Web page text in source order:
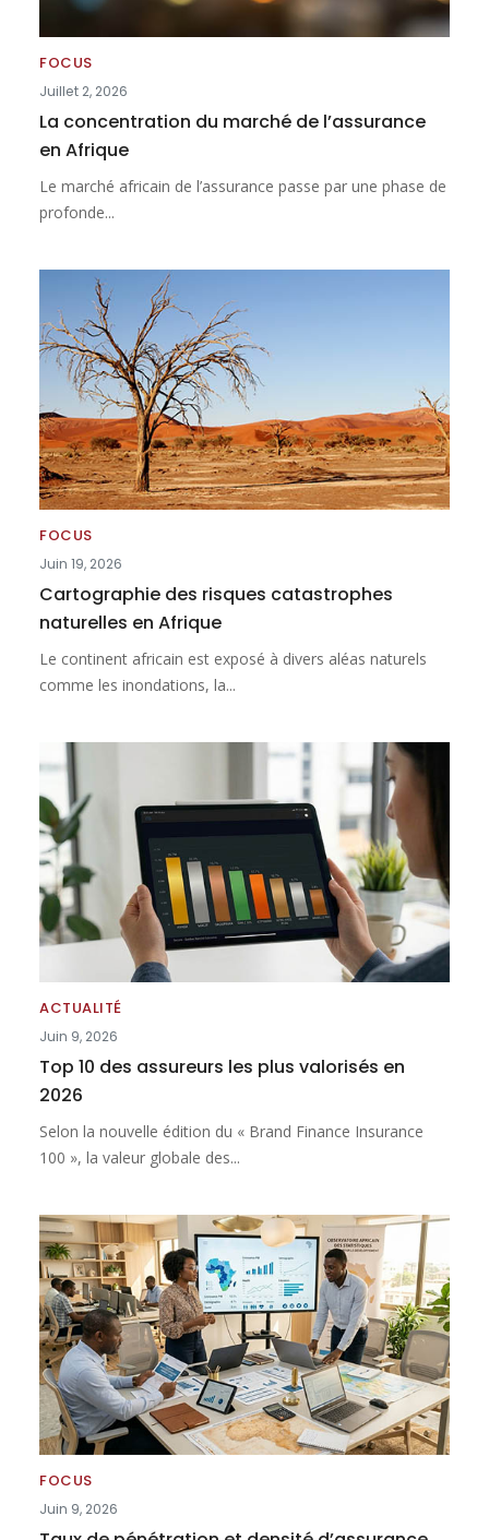
FOCUS
Juillet 2, 2026
La concentration du marché de l’assurance
en Afrique
Le marché africain de l’assurance passe par une phase de
profonde...
FOCUS
Juin 19, 2026
Cartographie des risques catastrophes
naturelles en Afrique
Le continent africain est exposé à divers aléas naturels
comme les inondations, la...
ACTUALITÉ
Juin 9, 2026
Top 10 des assureurs les plus valorisés en
2026
Selon la nouvelle édition du « Brand Finance Insurance
100 », la valeur globale des...
FOCUS
Juin 9, 2026